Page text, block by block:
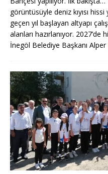
görüntüsüyle deniz kıyısı
geçen yıl başlayan altyapı
alanları hazırlanıyor.
İnegöl Belediye Başkanı Alper